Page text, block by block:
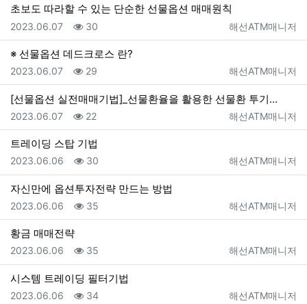
초보도 따라할 수 있는 단순한 선물옵션 매매원칙
등록자
해선ATM매니저
등록일
2023.06.07 조회
30
※ 선물옵션 데드크로스 란?
등록자
해선ATM매니저
등록일
2023.06.07 조회
29
[선물옵션 실전매매기법]_선물환율을 활용한 선물환 투기…
등록자
해선ATM매니저
등록일
2023.06.07 조회
22
트레이딩 스탑 기법
등록자
해선ATM매니저
등록일
2023.06.06 조회
30
자신만에 옵션투자전략 만드는 방법
등록자
해선ATM매니저
등록일
2023.06.06 조회
35
황금 매매전략
등록자
해선ATM매니저
등록일
2023.06.06 조회
35
시스템 트레이딩 필터기법
등록자
해선ATM매니저
등록일
2023.06.06 조회
34